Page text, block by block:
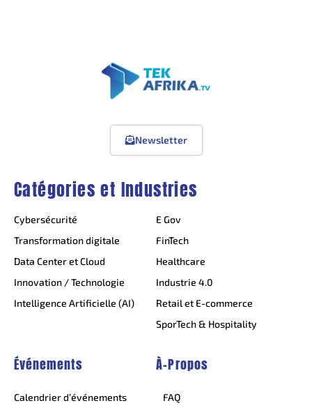
Catégories et Industries
Cybersécurité
Transformation digitale
Data Center et Cloud
Innovation / Technologie
Intelligence Artificielle (AI)
E Gov
FinTech
Healthcare
Industrie 4.0
Retail et E-commerce
SporTech & Hospitality
Événements À-Propos
Calendrier d’événements
FAQ
Newsletter